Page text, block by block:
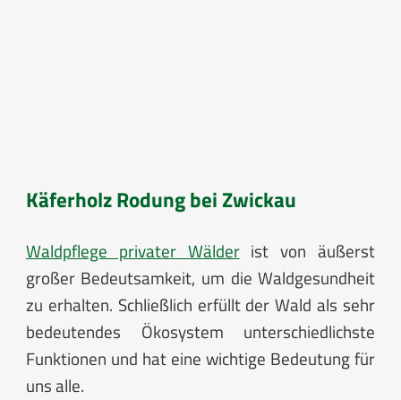
Käferholz Rodung bei Zwickau
Waldpflege privater Wälderist von äußerst
großer Bedeutsamkeit, um die Waldgesundheit
zu erhalten. Schließlich erfüllt der Wald als sehr
bedeutendes Ökosystem unterschiedlichste
Funktionen und hat eine wichtige Bedeutung für
uns alle.